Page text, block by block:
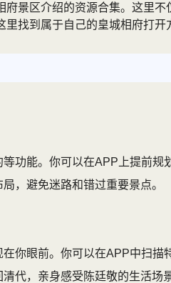
景区介绍的资源合集。这里
找到属于自己的皇城相府打开
功能。你可以在APP上提前
，避免迷路和错过重要景点。
你眼前。你可以在APP中扫
代，亲身感受陈廷敬的生活场景